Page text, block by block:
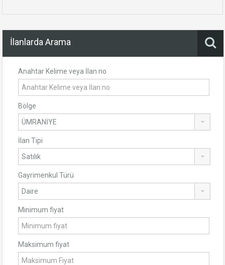
İlanlarda Arama
Anahtar Kelime veya İlan no
Bölge
İlan Tipi
Gayrimenkul Türü
Minimum fiyat
Maksimum fiyat